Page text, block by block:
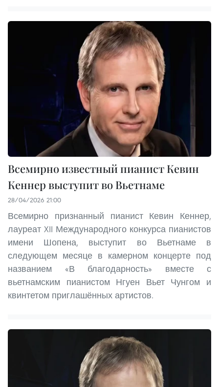
Всемирно известный пианист Кевин
Кеннер выступит во Вьетнаме
28/04/2026 21:00
Всемирно признанный пианист Кевин Кеннер,
лауреат XII Международного конкурса пианистов
имени Шопена, выступит во Вьетнаме в
следующем месяце в камерном концерте под
названием «В благодарность» вместе с
вьетнамским пианистом Нгуен Вьет Чунгом и
квинтетом приглашённых артистов.